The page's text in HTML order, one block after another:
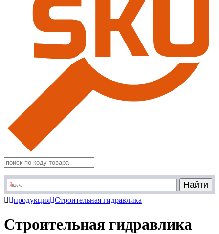
продукция Строительная гидравлика
Строительная гидравлика